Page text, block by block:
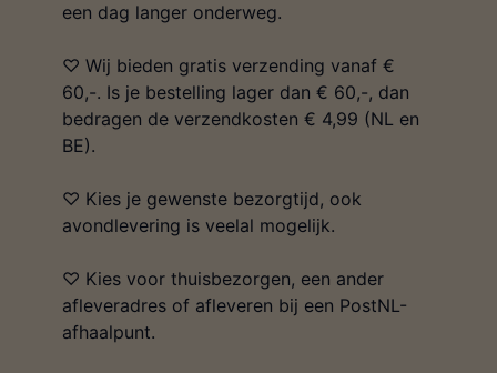
een dag langer onderweg.
♡ Wij bieden gratis verzending vanaf €
60,-. Is je bestelling lager dan € 60,-, dan
bedragen de verzendkosten € 4,99 (NL en
BE).
♡ Kies je gewenste bezorgtijd, ook
avondlevering is veelal mogelijk.
♡ Kies voor thuisbezorgen, een ander
afleveradres of afleveren bij een PostNL-
afhaalpunt.